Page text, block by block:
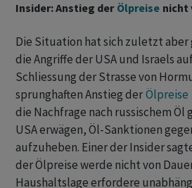
Insider: Anstieg der Ölpreise nicht
Die Situation ​hat ​sich zuletzt
die Angriffe der USA und Israels
Schliessung der Strasse von
sprunghaften Anstieg der ​Ölpreise
die Nachfrage ⁠nach russischem Öl
USA erwägen, Öl-Sanktionen
aufzuheben. Einer der Insider
der Ölpreise werde nicht von
Haushaltslage erfordere